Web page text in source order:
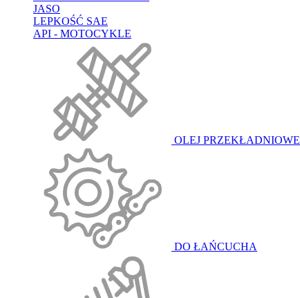
JASO
LEPKOŚĆ SAE
API - MOTOCYKLE
OLEJ PRZEKŁADNIOWE
DO ŁAŃCUCHA